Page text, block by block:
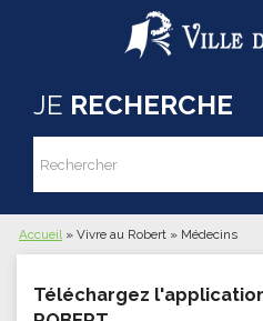
Aller au contenu principal
JE RECHERCHE
Formulaire de
Rechercher
Vous êtes ici
Accueil » Vivre au Robert » Médecins
Téléchargez